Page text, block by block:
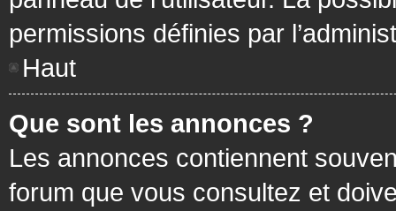
permissions définies par
Haut
Que sont les annonces ?
Les annonces contiennent
forum que vous consultez et